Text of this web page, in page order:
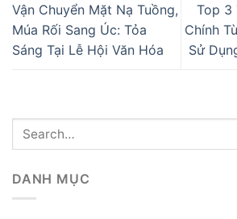
Vận Chuyển Mặt Nạ Tuồng,
Múa Rối Sang Úc: Tỏa
Sáng Tại Lễ Hội Văn Hóa
Top 3
Chính
Sử
DANH MỤC